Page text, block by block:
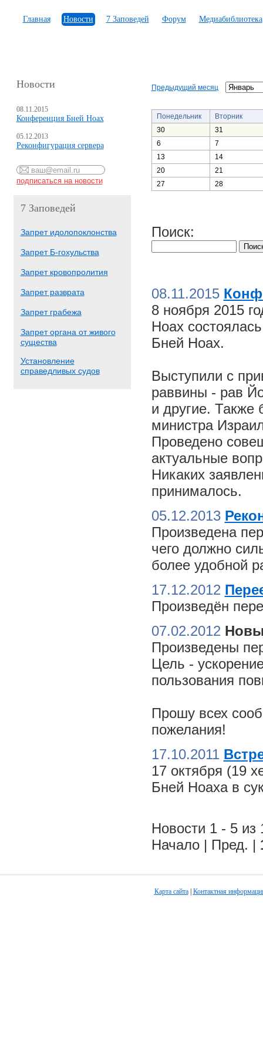
Главная Новости 7 Заповедей Форум Медиабиблиотека
Новости
08.11.2015
Конференция Бней Ноах
05.12.2013
Реконфигурация сервера
7 Заповедей
Запрет идолопоклонства
Запрет Б-гохульства
Запрет кровопролития
Запрет разврата
Запрет грабежа
Запрет органа от живого
существа
Установление
справедливых судов
Предыдущий месяц
Понедельник
Вторник
30
31
6
7
13
14
20
21
27
28
Поиск:
08.11.2015
8 ноября 2015
Ноах
Бней Ноах.
Выступили с
раввины - рав
и другие. Также
министра
Проведено
актуальные
Никаких
принималось.
05.12.2013
Произведена
чего должно
более удобной
17.12.2012
Произведён
07.02.2012
Произведены
Цель -
пользования
Прошу всех
пожелания!
17.10.2011
17 октября (19
Бней Ноаха в
Новости 1 - 5 из
Начало | Пред. |
Карта сайта| Контактная